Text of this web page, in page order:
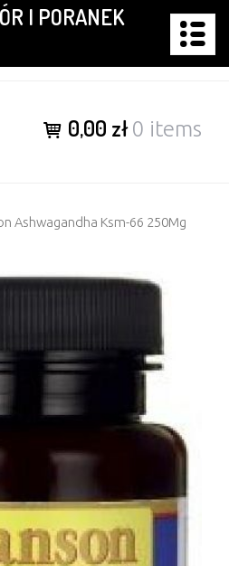
I PORANEK
0,00 zł0 items
Ashwagandha Ksm-66 250Mg